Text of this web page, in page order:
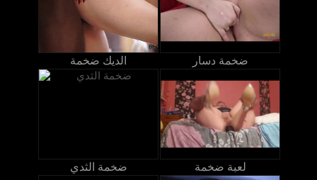
الديك ضخمة ضخمة دسار
ضخمة الثدي لعبة ضخمة